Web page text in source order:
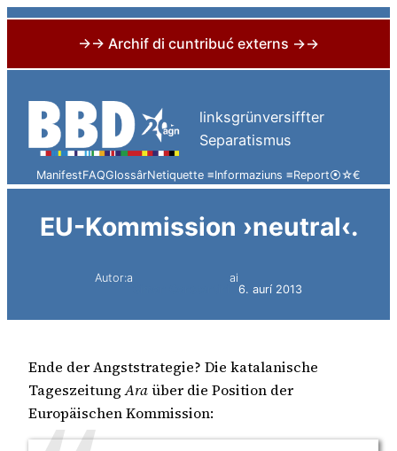
→→ Archif di cuntribuć externs →→
content
linksgrünversiffter
Separatismus
ManifestFAQGlossârNetiquette ≡Informaziuns ≡Report⦿☆€
EU-Kommission ›neutral‹.
Autor:a
ai
6. aurí 2013
Ende der Angststrategie? Die katalanische
TageszeitungAraüber die Position der
Europäischen Kommission: